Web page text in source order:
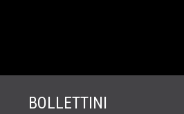
BOLLETTINI